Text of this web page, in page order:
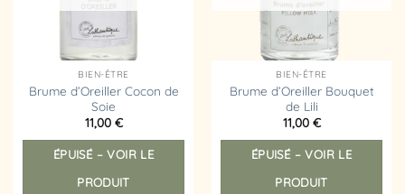
BIEN-ÊTRE
Brume d’Oreiller Cocon de
Soie
11,00 €
ÉPUISÉ – VOIR LE
PRODUIT
BIEN-ÊTRE
Brume d’Oreiller Bouquet
de Lili
11,00 €
ÉPUISÉ – VOIR LE
PRODUIT